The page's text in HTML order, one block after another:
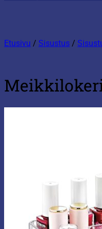
Etusivu / Sisustus /